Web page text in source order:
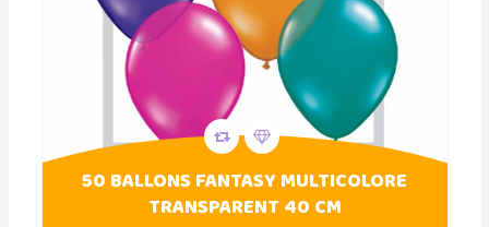
50 BALLONS FANTASY MULTICOLORE
TRANSPARENT 40 CM